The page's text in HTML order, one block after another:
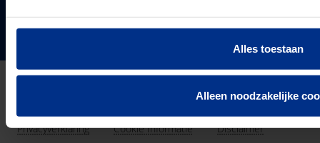
Alles toestaan
Alleen noodzakelijke
691.392
Privacyverklaring Cookie Informatie Disclaimer